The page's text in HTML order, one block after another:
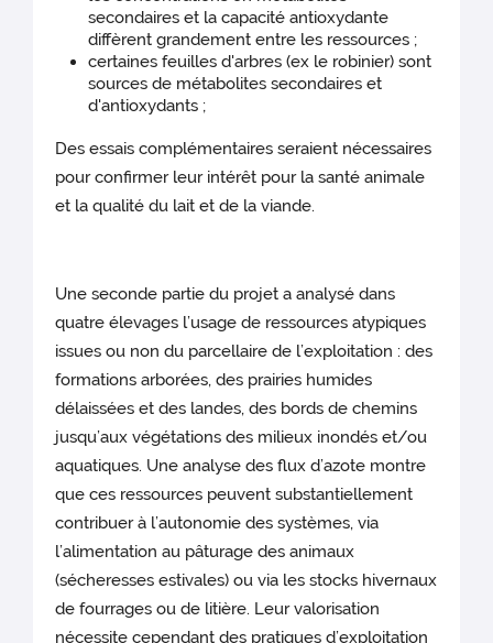
secondaires et la capacité antioxydante
diffèrent grandement entre les ressources ;
certaines feuilles d'arbres (ex le robinier) sont
sources de métabolites secondaires et
d'antioxydants ;
Des essais complémentaires seraient nécessaires
pour confirmer leur intérêt pour la santé animale
et la qualité du lait et de la viande.
Une seconde partie du projet a analysé dans
quatre élevages l’usage de ressources atypiques
issues ou non du parcellaire de l’exploitation : des
formations arborées, des prairies humides
délaissées et des landes, des bords de chemins
jusqu’aux végétations des milieux inondés et/ou
aquatiques. Une analyse des flux d’azote montre
que ces ressources peuvent substantiellement
contribuer à l’autonomie des systèmes, via
l’alimentation au pâturage des animaux
(sécheresses estivales) ou via les stocks hivernaux
de fourrages ou de litière. Leur valorisation
nécessite cependant des pratiques d’exploitation